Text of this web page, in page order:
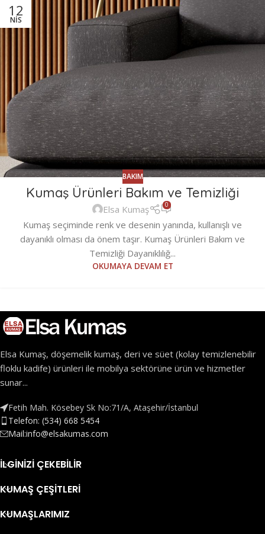
12
NIS
BAKIM
Kumaş Ürünleri Bakım ve Temizliği
Elsa Kumaş 0
Kumaş seçiminde renk ve desenin yanında, kullanışlı ve
dayanıklı olması da önem taşır. Kumaş Ürünleri Bakım ve
Temizliği Dayanıklılığ...
OKUMAYA DEVAM ET
Elsa Kumaş, döşemelik kumaş, deri ve süet (kolay temizlenebilir
floklu kadife) ürünleri ile mobilya sektörüne ürün ve hizmetler
sunar...
Fetih Mah. Kösebey Sk No:71/A, Ataşehir/İstanbul
Telefon: (534) 668 5454
Mail:info@elsakumas.com
İLGINIZI ÇEKEBILIR
KUMAŞ ÇEŞITLERI
KUMAŞLARIMIZ